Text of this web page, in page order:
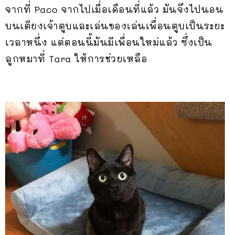
จากที่ Paco จากไปเมื่อเดือนที่แล้ว มันจึงไปนอน
บนเตียงเจ้าตูบและเล่นของเล่นเพื่อนตูบเป็นระยะ
เวลาหนึ่ง แต่ตอนนี้มันมีเพื่อนใหม่แล้ว ซึ่งเป็น
ลูกหมาที่ Tara ให้การช่วยเหลือ